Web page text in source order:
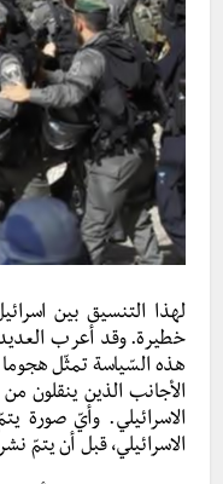
لهذا التنسيق بين
خطيرة. وقد أعرب
هذه السّياسة تمثّل
الأجانب الذين ينقلون
الاسرائيلي. وأيّ صورة
الاسرائيلي، قبل أن يتمّ